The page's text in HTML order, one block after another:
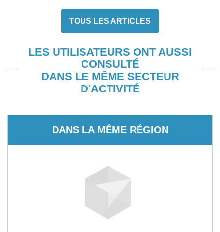
TOUS LES ARTICLES
LES UTILISATEURS ONT AUSSI
CONSULTÉ
DANS LE MÊME SECTEUR
D'ACTIVITÉ
DANS LA MÊME RÉGION